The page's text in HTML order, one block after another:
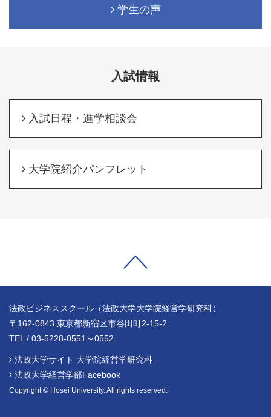
学生の声
入試情報
入試日程・進学相談会
大学院紹介パンフレット
法政ビジネススクール（法政大学大学院経営学研究科）
〒162-0843 東京都新宿区市谷田町2-15-2
TEL / 03-5228-0551～0552
法政大学サイト 大学院経営学研究科
法政大学経営学部Facebook
Copyright © Hosei University. All rights reserved.